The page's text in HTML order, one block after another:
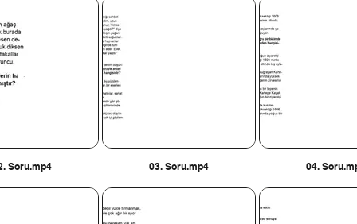
Soru.mp4 03. Soru.mp4 04.